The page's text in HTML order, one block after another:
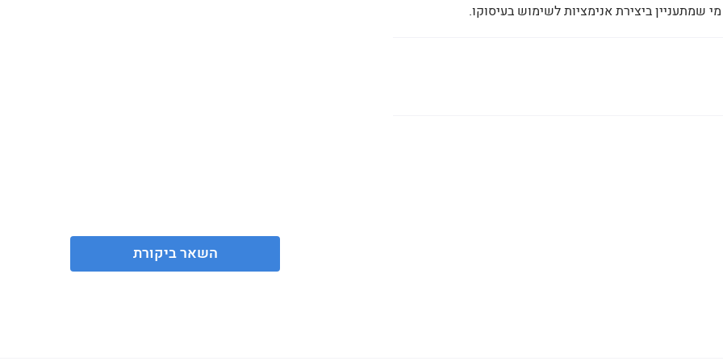
שמתעניין ביצירת אנימציות לשימוש בעיסוקו.
השאר ביקורת